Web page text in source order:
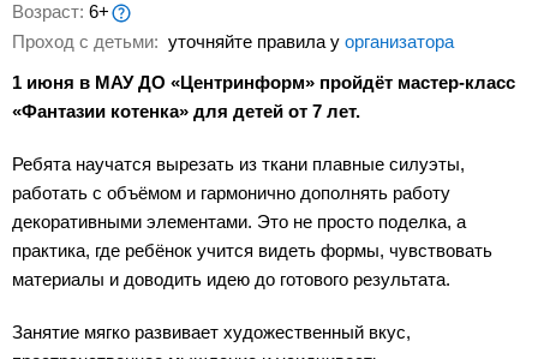
Возраст: 6+
Проход с детьми: уточняйте правила у организатора
1 июня в МАУ ДО «Центринформ» пройдёт мастер-класс
«Фантазии котенка» для детей от 7 лет.
Ребята научатся вырезать из ткани плавные силуэты,
работать с объёмом и гармонично дополнять работу
декоративными элементами. Это не просто поделка, а
практика, где ребёнок учится видеть формы, чувствовать
материалы и доводить идею до готового результата.
Занятие мягко развивает художественный вкус,